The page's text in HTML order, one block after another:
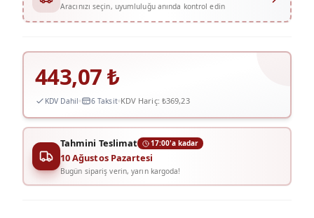
Aracınızı seçin, uyumluluğu anında kontrol edin
443,07₺
KDV Dahil 6 Taksit KDV Hariç: ₺369,23
Tahmini Teslimat 17:00'a kadar
10 Ağustos Pazartesi
Bugün sipariş verin, yarın kargoda!